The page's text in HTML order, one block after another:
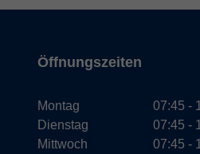
Öffnungszeiten
Montag
Dienstag
Mittwoch
07:45 -
07:45 -
07:45 -